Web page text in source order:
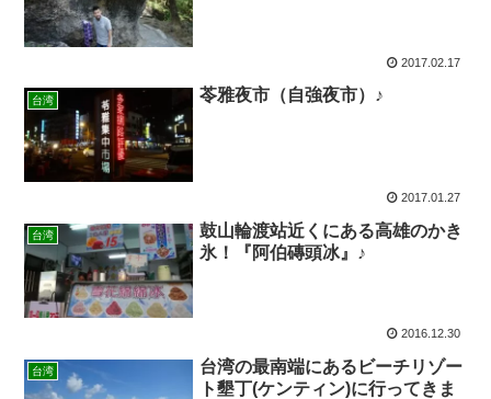
2017.02.17
台湾 苓雅夜市（自強夜市）♪
2017.01.27
台湾
鼓山輪渡站近くにある高雄のかき
氷！『阿伯磚頭冰』♪
2016.12.30
台湾
台湾の最南端にあるビーチリゾー
ト墾丁(ケンティン)に行ってきま